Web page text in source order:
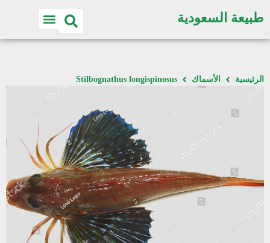
طبيعة السعودية
الرئيسية الأسماك Stilbognathus longispinosus